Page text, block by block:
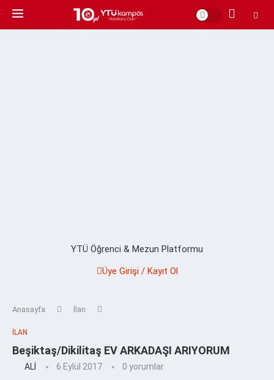
YTÜ Öğrenci & Mezun Platformu
Üye Girişi / Kayıt Ol
Anasayfa İlan
İLAN
Beşiktaş/Dikilitaş EV ARKADAŞI ARIYORUM
ALİ 6 Eylül 2017 0 yorumlar